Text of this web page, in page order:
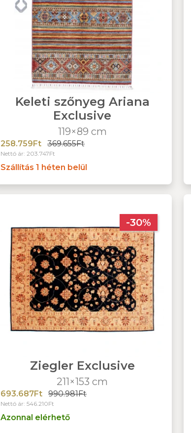
Keleti szőnyeg Ariana
Exclusive
119×89 cm
258.759Ft 369.655Ft
Nettó ár: 203.747Ft
Szállítás 1 héten belül
-30%
Ziegler Exclusive
211×153 cm
693.687Ft 990.981Ft
Nettó ár: 546.210Ft
Azonnal elérhető